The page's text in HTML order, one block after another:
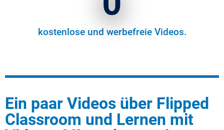
kostenlose und werbefreie Videos.
Ein paar Videos über Flipped
Classroom und Lernen mit